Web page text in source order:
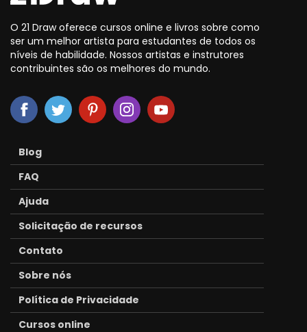
O 21 Draw oferece cursos online e livros sobre como
ser um melhor artista para estudantes de todos os
níveis de habilidade. Nossos artistas e instrutores
contribuintes são os melhores do mundo.
Blog
FAQ
Ajuda
Solicitação de recursos
Contato
Sobre nós
Política de Privacidade
Cursos online